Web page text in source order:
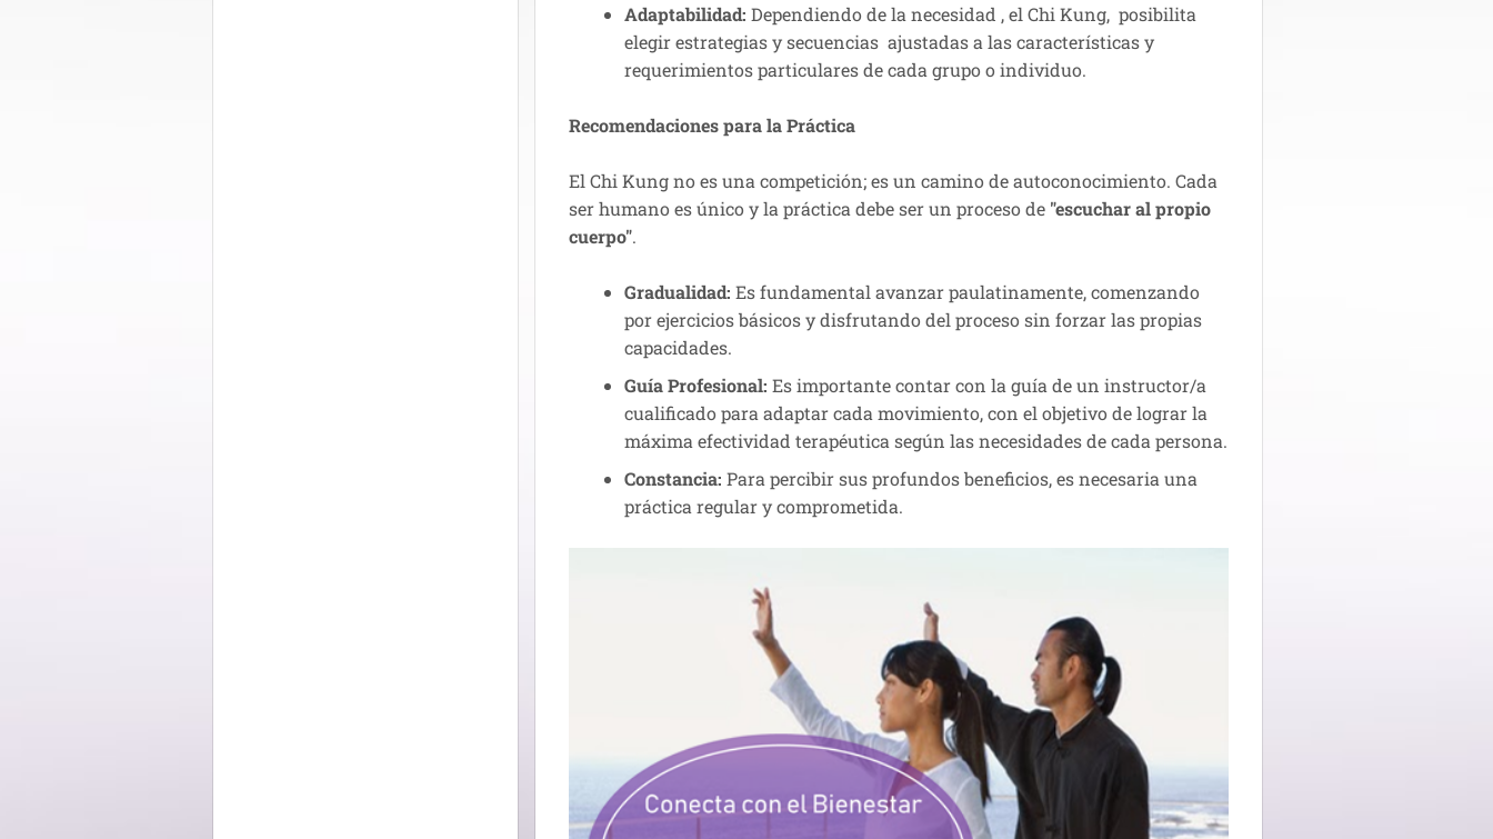
Adaptabilidad: Dependiendo de la necesidad , el Chi Kung, posibilita
elegir estrategias y secuencias ajustadas a las características y
requerimientos particulares de cada grupo o individuo.
Recomendaciones para la Práctica
El Chi Kung no es una competición; es un camino de autoconocimiento. Cada
ser humano es único y la práctica debe ser un proceso de "escuchar al propio
cuerpo".
Gradualidad: Es fundamental avanzar paulatinamente, comenzando
por ejercicios básicos y disfrutando del proceso sin forzar las propias
capacidades.
Guía Profesional: Es importante contar con la guía de un instructor/a
cualificado para adaptar cada movimiento, con el objetivo de lograr la
máxima efectividad terapéutica según las necesidades de cada persona.
Constancia: Para percibir sus profundos beneficios, es necesaria una
práctica regular y comprometida.